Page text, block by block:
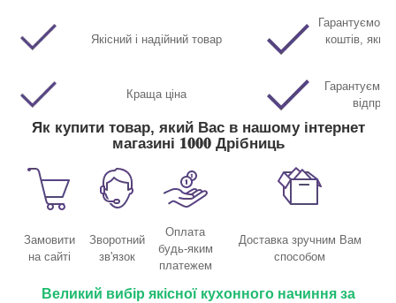
Якісний і надійний товар
Гарантуємо
коштів,
Краща ціна
Гарантуємо
Як купити товар, який Вас в нашому інтернет
магазині 𝟏𝟎𝟎𝟎 Дрібниць
Замовити
на сайті
Зворотний
зв'язок
Оплата
будь-яким
платежем
Доставка зручним Вам
способом
Великий вибір якісної кухонного начиння за